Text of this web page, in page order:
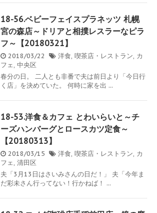
18-56.ベビーフェイスプラネッツ 札幌
宮の森店～ドリアと相撲レスラーなピラ
フ～【20180321】
2018/03/22 洋食, 喫茶店・レストラン, カ
フェ, 中央区
春分の日。 二人とも非番で夫は前日より「今日行
く店」を決めていた。 何時に家を出 ...
18-53.洋食＆カフェ とわいらいと～チ
ーズハンバーグとロースカツ定食～
【20180313】
2018/03/15 洋食, 喫茶店・レストラン, カ
フェ, 清田区
夫「3月13日はさいみさんの日だ！」 夫「今年ま
だ彩未さん行ってない！行かねば！ ...